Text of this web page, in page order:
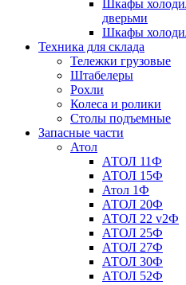
Шкафы
дверьми
Шкафы
Техника для склада
Тележки грузовые
Штабелеры
Рохли
Колеса и ролики
Столы подъемные
Запасные части
Атол
АТОЛ 11Ф
АТОЛ 15Ф
Атол 1Ф
АТОЛ 20Ф
АТОЛ 22 v2Ф
АТОЛ 25Ф
АТОЛ 27Ф
АТОЛ 30Ф
АТОЛ 52Ф